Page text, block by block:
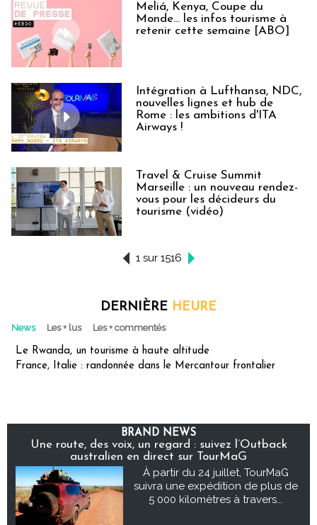
Meliá, Kenya, Coupe du
Monde… les infos tourisme à
retenir cette semaine [ABO]
Intégration à Lufthansa, NDC,
nouvelles lignes et hub de
Rome : les ambitions d'ITA
Airways !
Travel & Cruise Summit
Marseille : un nouveau rendez-
vous pour les décideurs du
tourisme (vidéo)
1 sur 1516
DERNIÈRE HEURE
News Les + lus Les + commentés
Le Rwanda, un tourisme à haute altitude
France, Italie : randonnée dans le Mercantour frontalier
BRAND NEWS
Une route, des voix, un regard : suivez l’Outback
australien en direct sur TourMaG
À partir du 24 juillet, TourMaG
suivra une expédition de plus de
5 000 kilomètres à travers...